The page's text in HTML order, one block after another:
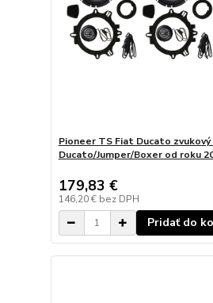
Pioneer TS Fiat Ducato
Ducato/Jumper/Boxer od roku
179,83 €
146,20 € bez DPH
Pridať do